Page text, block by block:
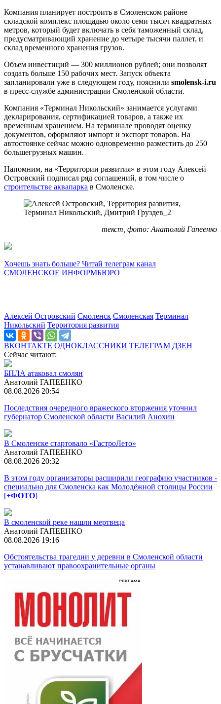
Компания планирует построить в Смоленском районе
складской комплекс площадью около семи тысяч квадратных
метров, который будет включать в себя таможенный склад,
предусматривающий хранение до четыре тысячи паллет, и
склад временного хранения грузов.
Объем инвестиций — 300 миллионов рублей; они позволят
создать больше 150 рабочих мест. Запуск объекта
запланировали уже в следующем году, пояснили smolensk-i.ru
в пресс-службе администрации Смоленской области.
Компания «Терминал Никольский» занимается услугами
декларирования, сертификацией товаров, а также их
временным хранением. На терминале проводят оценку
документов, оформляют импорт и экспорт товаров. На
автостоянке сейчас можно одновременно разместить до 250
большегрузных машин.
Напомним, на «Территории развития» в этом году Алексей
Островский подписал ряд соглашений, в том числе о
строительстве аквапарка в Смоленске.
текст, фото: Анатолий Гапеенко
Хочешь знать больше? Читай телеграм канал
СМОЛЕНСКОЕ ИНФОРМБЮРО
Алексей Островский Смоленск Смоленская Терминал
Никольский Территория развития
ВКОНТАКТЕ ОДНОКЛАССНИКИ ТЕЛЕГРАМ ДЗЕН
Сейчас читают:
БПЛА атаковал смолян
Анатолий ГАПЕЕНКО
08.08.2026 20:54
Последствия очередного вражеского вторжения уточнил
губернатор Смоленской области Василий Анохин
В Смоленске стартовало «ГастроЛето»
Анатолий ГАПЕЕНКО
08.08.2026 20:32
В этом году организаторы расширили географию участников -
специально для Смоленска как Молодёжной столицы России
[+ФОТО]
В смоленской реке нашли мертвеца
Анатолий ГАПЕЕНКО
08.08.2026 19:16
Обстоятельства трагедии у деревни в Смоленской области
устанавливают правоохранительные органы